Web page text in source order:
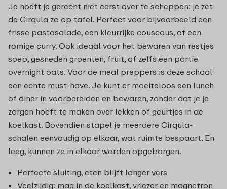
Je hoeft je gerecht niet eerst over te scheppen: je zet
de Cirqula zo op tafel. Perfect voor bijvoorbeeld een
frisse pastasalade, een kleurrijke couscous, of een
romige curry. Ook ideaal voor het bewaren van restjes
soep, gesneden groenten, fruit, of zelfs een portie
overnight oats. Voor de meal preppers is deze schaal
een echte must-have. Je kunt er moeiteloos een lunch
of diner in voorbereiden en bewaren, zonder dat je je
zorgen hoeft te maken over lekken of geurtjes in de
koelkast. Bovendien stapel je meerdere Cirqula-
schalen eenvoudig op elkaar, wat ruimte bespaart. En
leeg, kunnen ze in elkaar worden opgeborgen.
Perfecte sluiting, eten blijft langer vers
Veelzijdig: mag in de koelkast, vriezer en magnetron